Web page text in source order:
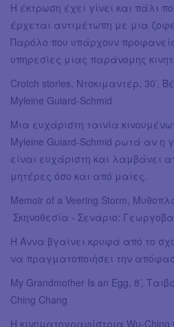
Η έκτρωση έχει γίνει και πάλι
έρχεται αντιμέτωπη με μια
Παρόλο που υπάρχουν προφανείς
υπηρεσίες μιας παράνομης
Crotch stories, Ντοκιμαντέρ, 30’,
Myleine Guiard-Schmid
Μια ευχάριστη ταινία
Myleine Guiard-Schmid ρωτά αν η
είναι ευχάριστη και λαμβάνει
μητέρες όσο και από μαίες.
Memoir of a Veering Storm,
Σκηνοθεσία - Σενάριο:
Η Άννα βγαίνει κρυφά από το
να πραγματοποιήσει την
My Grandmother Is an Egg, 8’,
Ching Chang
Η κινηματογραφίστρια Wu-Ching